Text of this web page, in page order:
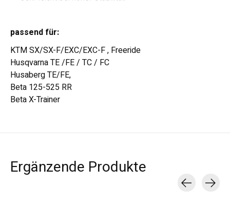
passend für:
KTM SX/SX-F/EXC/EXC-F , Freeride
Husqvarna TE /FE / TC / FC
Husaberg TE/FE,
Beta 125-525 RR
Beta X-Trainer
Ergänzende Produkte